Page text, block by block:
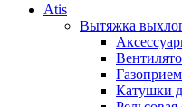
Atis
Вытяжка
Катушки